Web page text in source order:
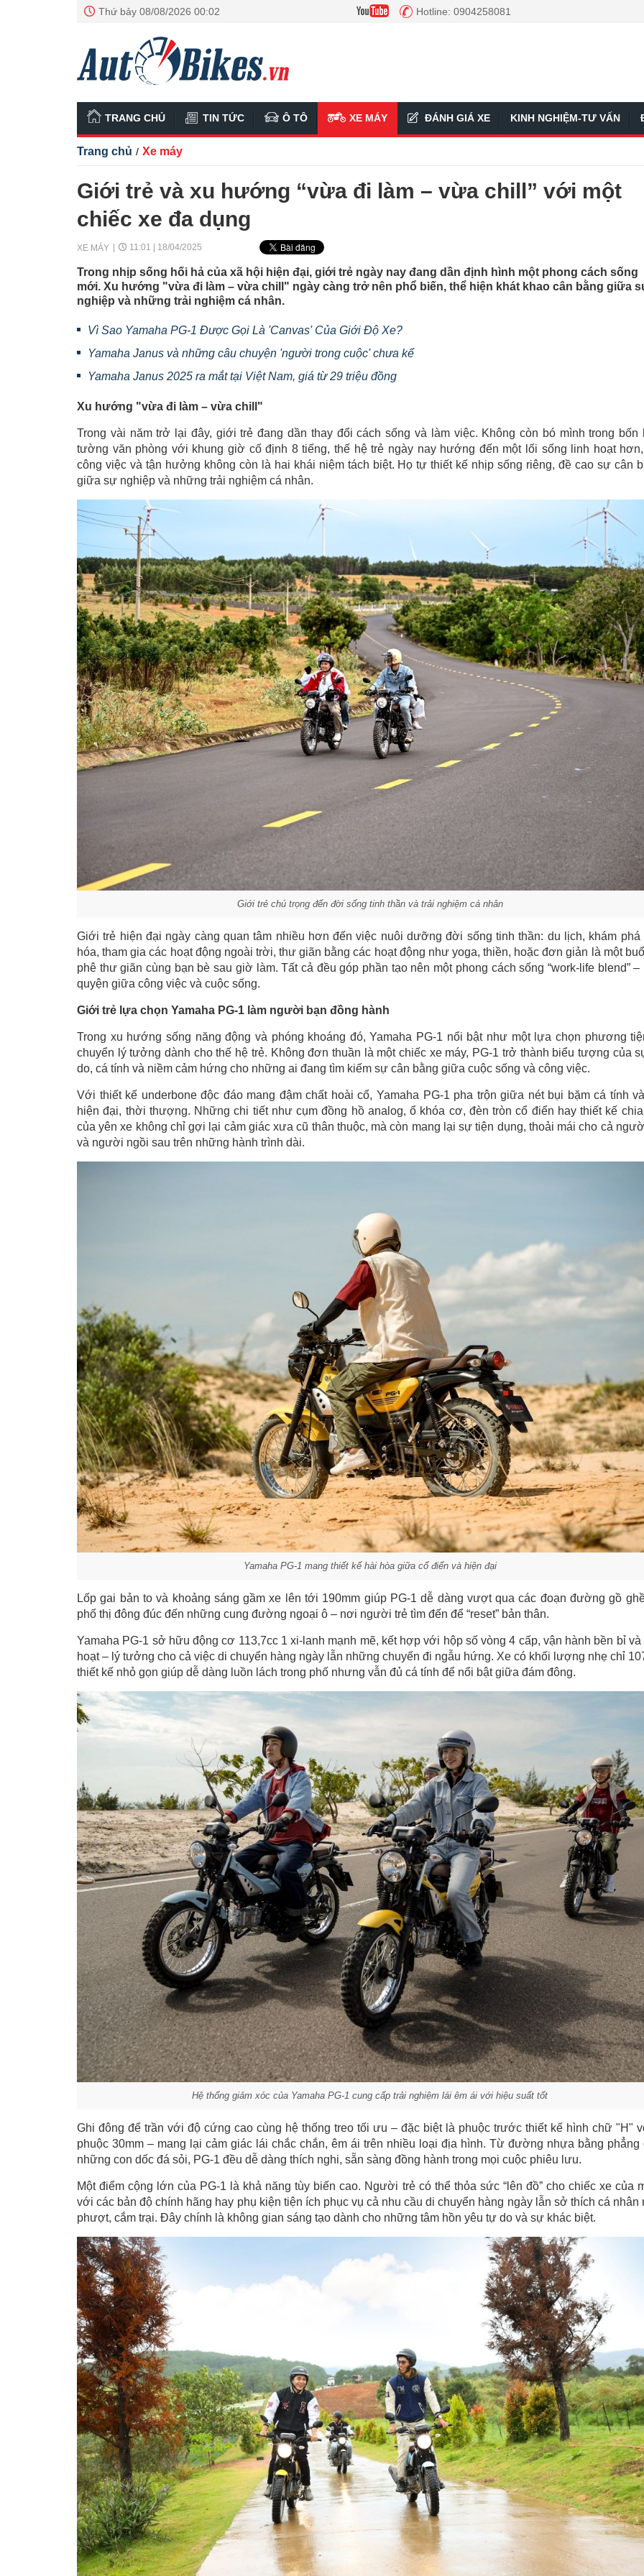
Thứ bảy 08/08/2026 00:02 Hotline: 0904258081
TRANG CHỦ TIN TỨC Ô TÔ XE MÁY ĐÁNH GIÁ XE KINH NGHIỆM-TƯ VẤN
Trang chủ / Xe máy
Giới trẻ và xu hướng “vừa đi làm – vừa chill” với một
chiếc xe đa dụng
XE MÁY 11:01 | 18/04/2025
Trong nhịp sống hối hả của xã hội hiện đại, giới trẻ ngày nay đang dần định hình một phong cách sống
mới. Xu hướng "vừa đi làm – vừa chill" ngày càng trở nên phổ biến, thể hiện khát khao cân bằng giữa
nghiệp và những trải nghiệm cá nhân.
Vì Sao Yamaha PG-1 Được Gọi Là 'Canvas' Của Giới Độ Xe?
Yamaha Janus và những câu chuyện 'người trong cuộc' chưa kể
Yamaha Janus 2025 ra mắt tại Việt Nam, giá từ 29 triệu đồng
Xu hướng "vừa đi làm – vừa chill"
Trong vài năm trở lại đây, giới trẻ đang dần thay đổi cách sống và làm việc. Không còn bó mình trong bốn
tường văn phòng với khung giờ cố định 8 tiếng, thế hệ trẻ ngày nay hướng đến một lối sống linh hoạt
công việc và tận hưởng không còn là hai khái niệm tách biệt. Họ tự thiết kế nhịp sống riêng, đề cao sự cân
giữa sự nghiệp và những trải nghiệm cá nhân.
Giới trẻ chú trọng đến đời sống tinh thần và trải nghiệm cá nhân
Giới trẻ hiện đại ngày càng quan tâm nhiều hơn đến việc nuôi dưỡng đời sống tinh thần: du lịch, khám phá
hóa, tham gia các hoạt động ngoài trời, thư giãn bằng các hoạt động như yoga, thiền, hoặc đơn giản là một
phê thư giãn cùng bạn bè sau giờ làm. Tất cả đều góp phần tạo nên một phong cách sống “work-life blend” –
quyện giữa công việc và cuộc sống.
Giới trẻ lựa chọn Yamaha PG-1 làm người bạn đồng hành
Trong xu hướng sống năng động và phóng khoáng đó, Yamaha PG-1 nổi bật như một lựa chọn phương
chuyển lý tưởng dành cho thế hệ trẻ. Không đơn thuần là một chiếc xe máy, PG-1 trở thành biểu tượng của
do, cá tính và niềm cảm hứng cho những ai đang tìm kiếm sự cân bằng giữa cuộc sống và công việc.
Với thiết kế underbone độc đáo mang đậm chất hoài cổ, Yamaha PG-1 pha trộn giữa nét bụi bặm cá tính
hiện đại, thời thượng. Những chi tiết như cụm đồng hồ analog, ổ khóa cơ, đèn tròn cổ điển hay thiết kế
của yên xe không chỉ gợi lại cảm giác xưa cũ thân thuộc, mà còn mang lại sự tiện dụng, thoải mái cho cả
và người ngồi sau trên những hành trình dài.
Yamaha PG-1 mang thiết kế hài hòa giữa cổ điển và hiện đại
Lốp gai bản to và khoảng sáng gầm xe lên tới 190mm giúp PG-1 dễ dàng vượt qua các đoạn đường gồ
phố thị đông đúc đến những cung đường ngoại ô – nơi người trẻ tìm đến để “reset” bản thân.
Yamaha PG-1 sở hữu động cơ 113,7cc 1 xi-lanh mạnh mẽ, kết hợp với hộp số vòng 4 cấp, vận hành bền bỉ và
hoạt – lý tưởng cho cả việc di chuyển hàng ngày lẫn những chuyến đi ngẫu hứng. Xe có khối lượng nhẹ chỉ
thiết kế nhỏ gọn giúp dễ dàng luồn lách trong phố nhưng vẫn đủ cá tính để nổi bật giữa đám đông.
Hệ thống giảm xóc của Yamaha PG-1 cung cấp trải nghiệm lái êm ái với hiệu suất tốt
Ghi đông để trần với độ cứng cao cùng hệ thống treo tối ưu – đặc biệt là phuộc trước thiết kế hình chữ "H"
phuộc 30mm – mang lại cảm giác lái chắc chắn, êm ái trên nhiều loại địa hình. Từ đường nhựa bằng phẳng
những con dốc đá sỏi, PG-1 đều dễ dàng thích nghi, sẵn sàng đồng hành trong mọi cuộc phiêu lưu.
Một điểm cộng lớn của PG-1 là khả năng tùy biến cao. Người trẻ có thể thỏa sức “lên đồ” cho chiếc xe của
với các bản độ chính hãng hay phụ kiện tiện ích phục vụ cả nhu cầu di chuyển hàng ngày lẫn sở thích cá nhân
phượt, cắm trại. Đây chính là không gian sáng tạo dành cho những tâm hồn yêu tự do và sự khác biệt.